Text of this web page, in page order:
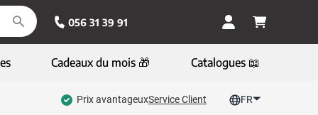
056 31 39 91
Cadeaux du mois 🎁 Catalogues 📖
Prix avantageuxService Client FR